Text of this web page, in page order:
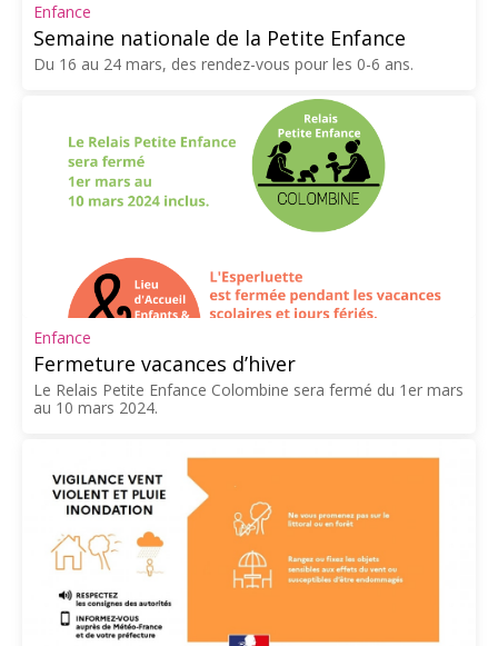
Enfance
Semaine nationale de la Petite Enfance
Du 16 au 24 mars, des rendez-vous pour les 0-6 ans.
Enfance
Fermeture vacances d’hiver
Le Relais Petite Enfance Colombine sera fermé du 1er mars
au 10 mars 2024.